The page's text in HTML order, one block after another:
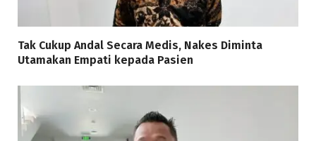
Tak Cukup Andal Secara Medis, Nakes Diminta
Utamakan Empati kepada Pasien